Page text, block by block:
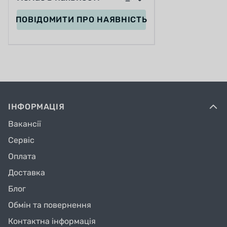
приближении.
Возраст ребёнка от 5 до 7 лет;
Рост ребенка 115-145 см;
ПОВІДОМИТИ ПРО НАЯВНІСТЬ
ІНФОРМАЦІЯ
Вакансії
Сервіс
Оплата
Доставка
Блог
Обмін та повернення
Контактна інформація